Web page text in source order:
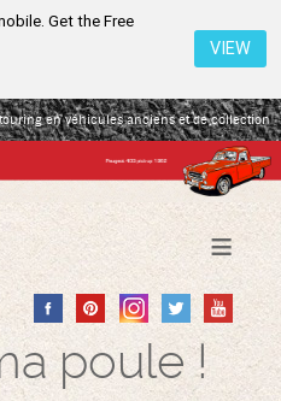
Get the Free
VIEW
en véhicules anciens et de collection
≡
poule !